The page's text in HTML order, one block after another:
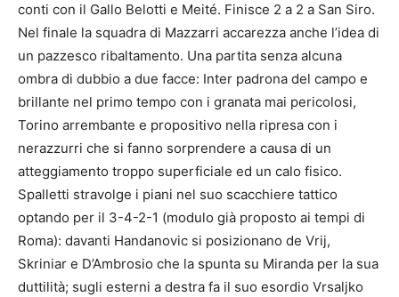
conti con il Gallo Belotti e Meité. Finisce 2 a 2 a San Siro.
Nel finale la squadra di Mazzarri accarezza anche l’idea di
un pazzesco ribaltamento. Una partita senza alcuna
ombra di dubbio a due facce: Inter padrona del campo e
brillante nel primo tempo con i granata mai pericolosi,
Torino arrembante e propositivo nella ripresa con i
nerazzurri che si fanno sorprendere a causa di un
atteggiamento troppo superficiale ed un calo fisico.
Spalletti stravolge i piani nel suo scacchiere tattico
optando per il 3-4-2-1 (modulo già proposto ai tempi di
Roma): davanti Handanovic si posizionano de Vrij,
Skriniar e D’Ambrosio che la spunta su Miranda per la sua
duttilità; sugli esterni a destra fa il suo esordio Vrsaljko